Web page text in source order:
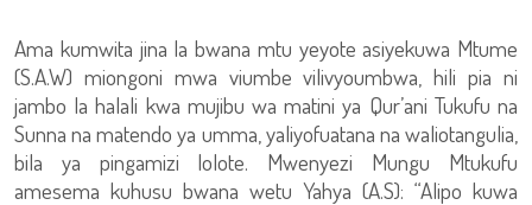
Ama kumwita jina la bwana mtu yeyote asiyekuwa Mtume
(S.A.W) miongoni mwa viumbe vilivyoumbwa, hili pia ni
jambo la halali kwa mujibu wa matini ya Qur’ani Tukufu na
Sunna na matendo ya umma, yaliyofuatana na waliotangulia,
bila ya pingamizi lolote. Mwenyezi Mungu Mtukufu
amesema kuhusu bwana wetu Yahya (A.S): “Alipo kuwa